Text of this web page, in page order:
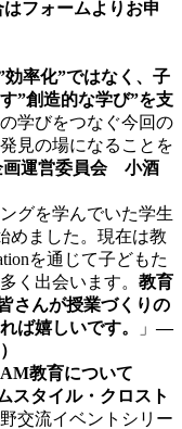
フォームよりお申
率化”ではなく、子
”創造的な学び”を支
学びをつなぐ今回の
見の場になることを
画運営委員会 小酒
グを学んでいた学生
めました。現在は教
を通じて子どもた
く出会います。 教育
さんが授業づくりの
ば嬉しいです。
」—
教育について
スタイル・クロスト
交流イベントシリー